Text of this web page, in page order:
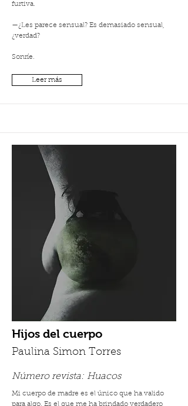
furtiva.
—¿Les parece sensual? Es demasiado sensual,
¿verdad?
Sonríe.
Leer más
Hijos del cuerpo
Paulina Simon Torres
Número revista: Huacos
Mi cuerpo de madre es el único que ha valido
para algo. Es el que me ha brindado verdadero